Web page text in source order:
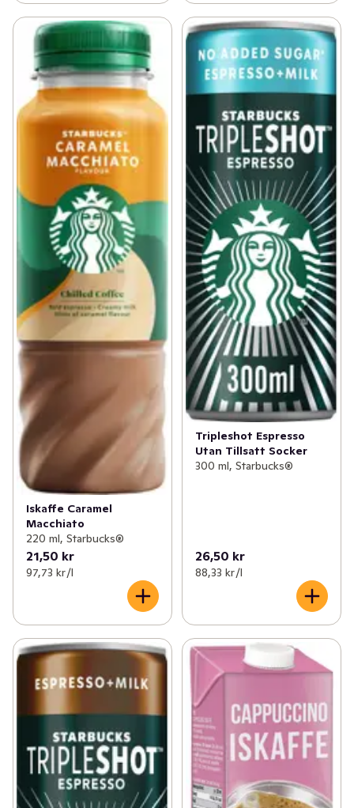
Iskaffe Caramel
Macchiato
220 ml, Starbucks®
21,50 kr
97,73 kr /l
Tripleshot Espresso
Utan Tillsatt Socker
300 ml, Starbucks®
26,50 kr
88,33 kr /l